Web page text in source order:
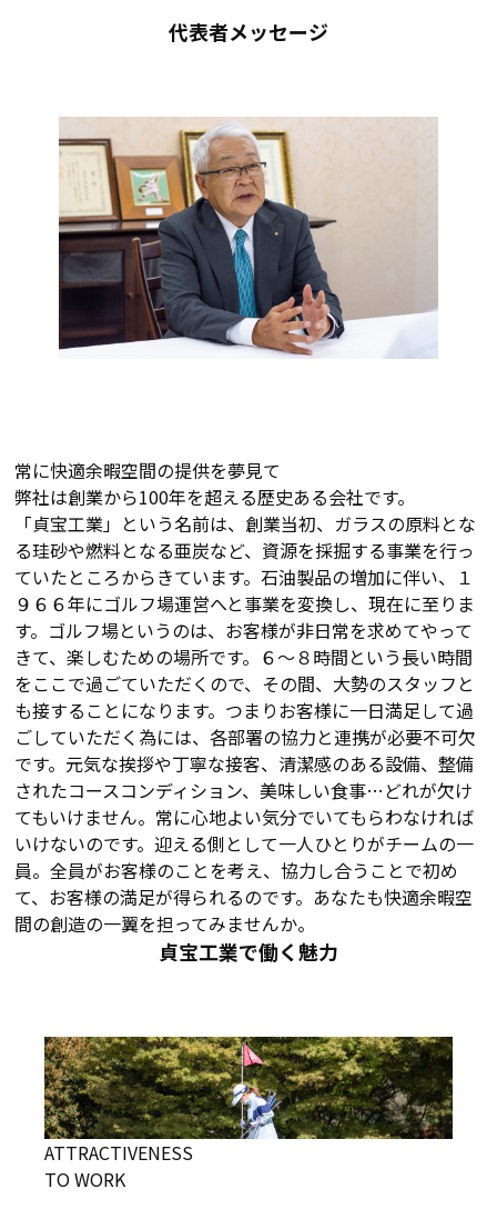
代表者メッセージ
常に快適余暇空間の提供を夢見て
弊社は創業から100年を超える歴史ある会社です。
「貞宝工業」という名前は、創業当初、ガラスの原料とな
る珪砂や燃料となる亜炭など、資源を採掘する事業を行っ
ていたところからきています。石油製品の増加に伴い、１
９６６年にゴルフ場運営へと事業を変換し、現在に至りま
す。ゴルフ場というのは、お客様が非日常を求めてやって
きて、楽しむための場所です。６～８時間という長い時間
をここで過ごていただくので、その間、大勢のスタッフと
も接することになります。つまりお客様に一日満足して過
ごしていただく為には、各部署の協力と連携が必要不可欠
です。元気な挨拶や丁寧な接客、清潔感のある設備、整備
されたコースコンディション、美味しい食事…どれが欠け
てもいけません。常に心地よい気分でいてもらわなければ
いけないのです。迎える側として一人ひとりがチームの一
員。全員がお客様のことを考え、協力し合うことで初め
て、お客様の満足が得られるのです。あなたも快適余暇空
間の創造の一翼を担ってみませんか。
貞宝工業で働く魅力
ATTRACTIVENESS
TO WORK